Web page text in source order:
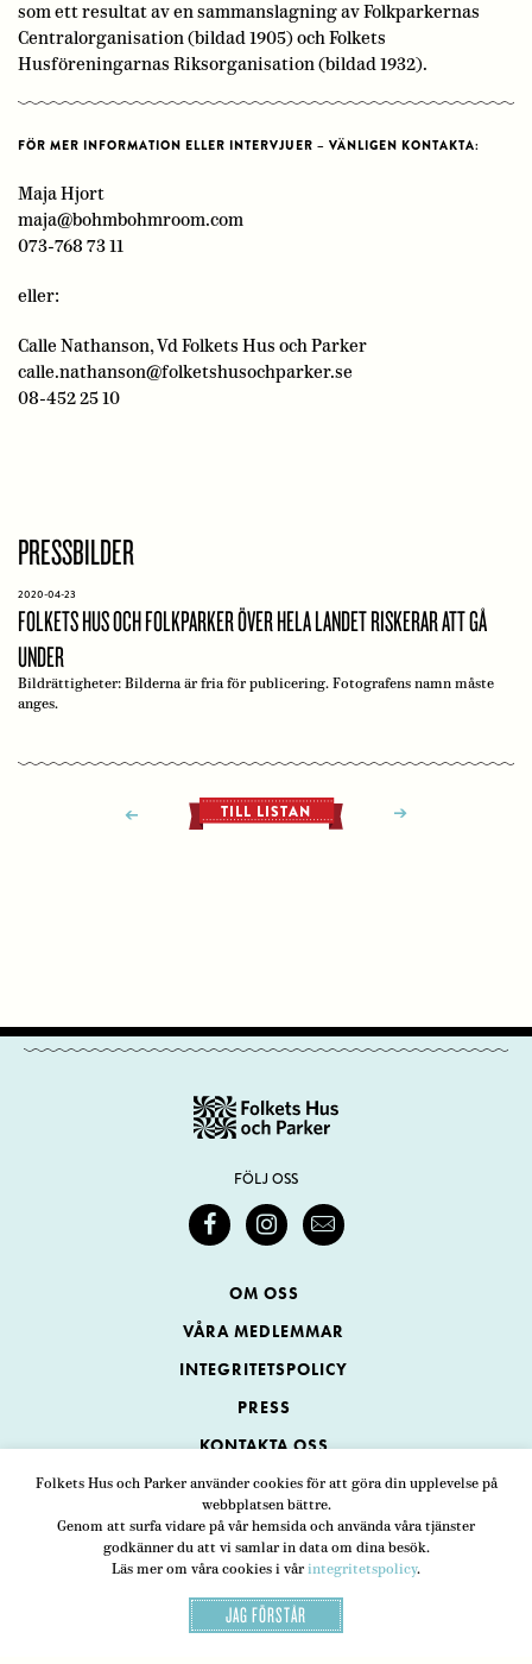
Folkets Hus och Parker använder cookies för att göra din upplevelse på
webbplatsen bättre.
Genom att surfa vidare på vår hemsida och använda våra tjänster
godkänner du att vi samlar in data om dina besök.
Läs mer om våra cookies i vår integritetspolicy.
JAG FÖRSTÅR
som ett resultat av en sammanslagning av Folkparkernas
Centralorganisation (bildad 1905) och Folkets
Husföreningarnas Riksorganisation (bildad 1932).
FÖR MER INFORMATION ELLER INTERVJUER – VÄNLIGEN KONTAKTA:
Maja Hjort
maja@bohmbohmroom.com
073-768 73 11
eller:
Calle Nathanson, Vd Folkets Hus och Parker
calle.nathanson@folketshusochparker.se
08-452 25 10
PRESSBILDER
2020-04-23
FOLKETS HUS OCH FOLKPARKER ÖVER HELA LANDET RISKERAR ATT GÅ
UNDER
Bildrättigheter: Bilderna är fria för publicering. Fotografens namn måste
anges.
TILL LISTAN
FÖLJ OSS
OM OSS
VÅRA MEDLEMMAR
INTEGRITETSPOLICY
PRESS
KONTAKTA OSS
Folkets Hus och Parker
ADRESS Swedenborgsgatan 1
118 48 Stockholm
TELEFON 08-452 25 00